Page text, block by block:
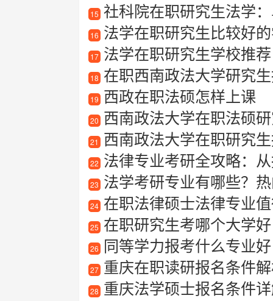
15 社科院在职研究生法学
16 法学在职研究生比较好
17 法学在职研究生学校推荐
18 在职西南政法大学研究
19 西政在职法硕怎样上课
20 西南政法大学在职法硕
21 西南政法大学在职研究生报考
22 法律专业考研全攻略：
23 法学考研专业有哪些？
24 在职法律硕士法律专业
25 在职研究生考哪个大学好
26 同等学力报考什么专业好
27 重庆在职读研报名条件
28 重庆法学硕士报名条件